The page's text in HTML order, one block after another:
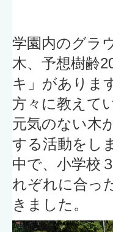
学園内のグラ
木、予想樹齢
キ」がありま
方々に教えて
元気のない木
する活動をし
中で、小学校
れぞれに合っ
きました。